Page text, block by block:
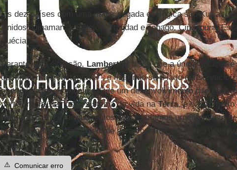
Os dez países com uma maior pegada ecológica são Kuwait,
Unidos, Dinamarca, Bélgica, Trinidad e Tobago, Cingapura,
Suécia.
Perante esta situação, Lambertini
disse que a única solução
de forma mais sustentável", e fixar não só o lado
oportunidades econômicas" de um desenvolvimento diferente.
parte crucial de nosso sistema de vida naTerra, e o
Planeta , o único lar que temos. Necessitamos urgentemente
todos os setores da sociedade para construir um futuro mais
⚠️ Comunicar erro